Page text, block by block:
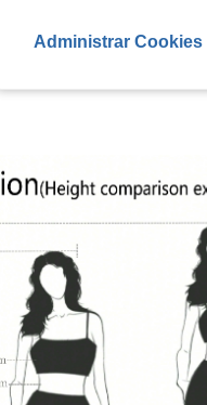
Administrar Cookies